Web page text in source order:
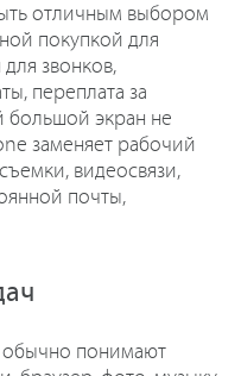
отличным выбором
покупкой для
звонков,
переплата за
большой экран не
заменяет рабочий
видеосвязи,
почты,
понимают